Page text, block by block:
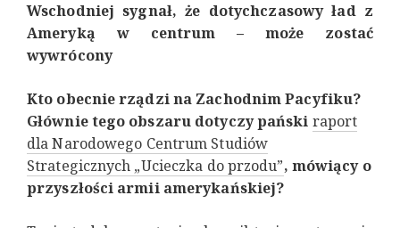
Wschodniej sygnał, że dotychczasowy ład z
Ameryką w centrum – może zostać
wywrócony
Kto obecnie rządzi na Zachodnim Pacyfiku?
Głównie tego obszaru dotyczy pański raport
dla Narodowego Centrum Studiów
Strategicznych „Ucieczka do przodu”, mówiący o
przyszłości armii amerykańskiej?